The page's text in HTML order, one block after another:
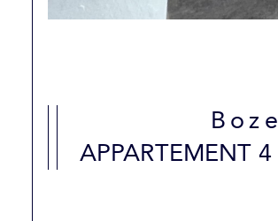
APPARTEMENT